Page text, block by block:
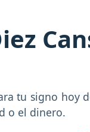
tu signo hoy
o el dinero.